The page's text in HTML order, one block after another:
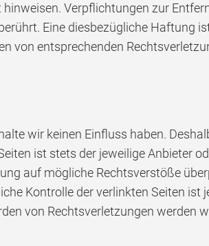
Verpflichtungen zur
Eine diesbezügliche Haftung
von entsprechenden
wir keinen Einfluss haben.
ist stets der jeweilige Anbieter
auf mögliche Rechtsverstöße
Kontrolle der verlinkten Seiten ist
von Rechtsverletzungen werden